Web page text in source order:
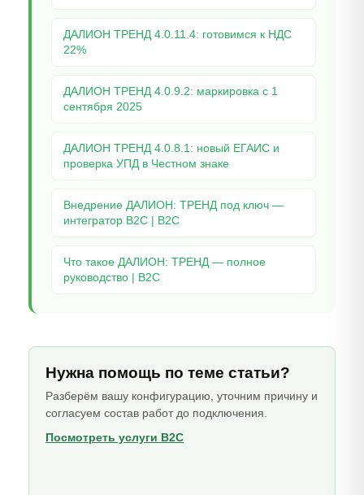
ДАЛИОН ТРЕНД 4.0.11.4: готовимся к НДС
22%
ДАЛИОН ТРЕНД 4.0.9.2: маркировка с 1
сентября 2025
ДАЛИОН ТРЕНД 4.0.8.1: новый ЕГАИС и
проверка УПД в Честном знаке
Внедрение ДАЛИОН: ТРЕНД под ключ —
интегратор B2C | B2C
Что такое ДАЛИОН: ТРЕНД — полное
руководство | B2C
Нужна помощь по теме статьи?
Разберём вашу конфигурацию, уточним причину и
согласуем состав работ до подключения.
Посмотреть услуги B2C